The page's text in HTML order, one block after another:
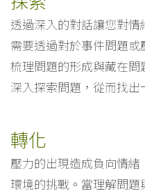
透過深入的對話讓您對
需要透過對於事件問題
梳理問題的形成與藏在
深入探索問題，從而找出
轉化
壓力的出現造成負向情
環境的挑戰。當理解問